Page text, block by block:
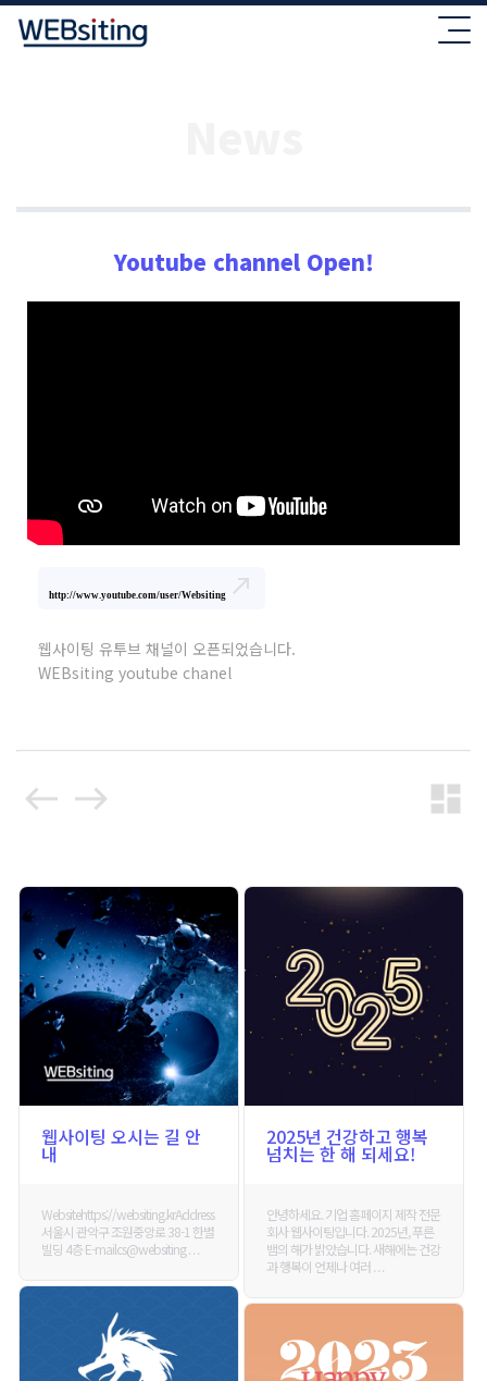
Youtube channel Open!
http://www.youtube.com/user/Websiting north_east
웹사이팅 유투브 채널이 오픈되었습니다.
WEBsiting youtube chanel
west east dashboard
웹사이팅 오시는 길 안
내
Websitehttps://websiting.krAddress
서울시 관악구 조원중앙로 38-1 한별
빌딩 4층 E-mailcs@websiting . . .
2025년 건강하고 행복
넘치는 한 해 되세요!
안녕하세요. 기업 홈페이지 제작 전문
회사 웹사이팅입니다. 2025년, 푸른
뱀의 해가 밝았습니다. 새해에는 건강
과 행복이 언제나 여러 . . .